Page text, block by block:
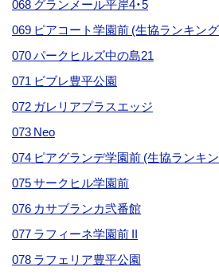
068 グランメール平岸4・5
069 ピアコート学園前 (生協ランキン
070 パークヒルズ中の島21
071 ビブレ豊平公園
072 ガレリアプラスエッジ
073 Neo
074 ピアグランデ学園前 (生協ランキ
075 サークヒル学園前
076 カサブランカ弐番館
077 ラフィーネ学園前 II
078 ラフェリア豊平公園